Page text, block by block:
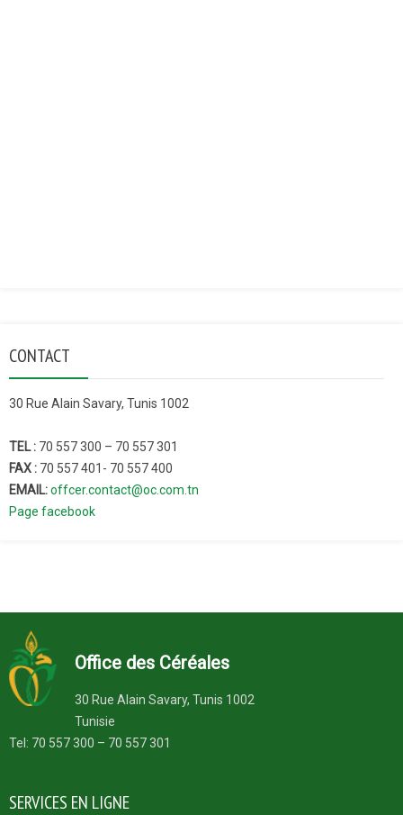
CONTACT
30 Rue Alain Savary, Tunis 1002
TEL : 70 557 300 – 70 557 301
FAX : 70 557 401- 70 557 400
EMAIL:offcer.contact@oc.com.tn
Page facebook
Office des Céréales
30 Rue Alain Savary, Tunis 1002
Tunisie
Tel: 70 557 300 – 70 557 301
SERVICES EN LIGNE